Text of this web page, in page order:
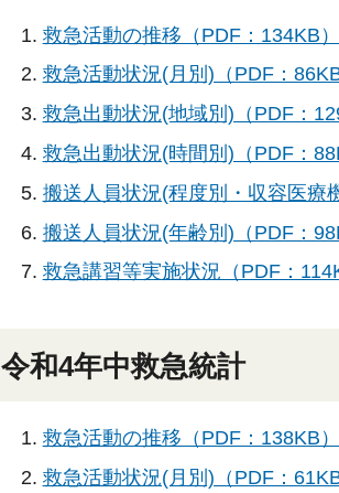
救急活動の推移（PDF：134KB）
救急活動状況(月別)（PDF：86KB
救急出動状況(地域別)（PDF：
救急出動状況(時間別)（PDF：
搬送人員状況(程度別・収容医療
搬送人員状況(年齢別)（PDF：
救急講習等実施状況（PDF：
令和4年中救急統計
救急活動の推移（PDF：138KB）
救急活動状況(月別)（PDF：61KB